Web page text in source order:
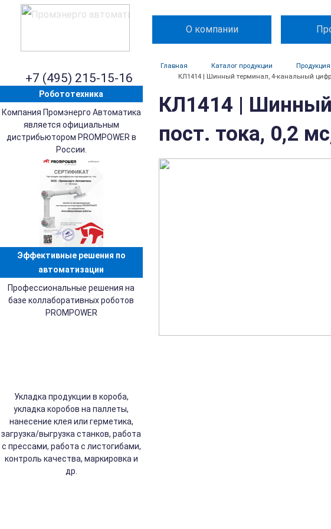
О компании
+7 (495) 215-15-16
Главная Каталог продукции
КЛ1414 | Шинный терминал, 4-канальный
Робототехника
Компания Промэнерго Автоматика
является официальным
дистрибьютором PROMPOWER в
России.
Эффективные решения по
автоматизации
Профессиональные решения на
базе коллаборативных роботов
PROMPOWER
Укладка продукции в короба,
укладка коробов на паллеты,
нанесение клея или герметика,
загрузка/выгрузка станков, работа
с прессами, работа с листогибами,
контроль качества, маркировка и
др.
КЛ1414 |
пост. тока, 0,2